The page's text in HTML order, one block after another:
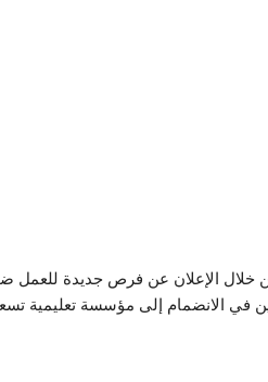
الإعلان عن فرص جديدة للعمل ضمن
الانضمام إلى مؤسسة تعليمية